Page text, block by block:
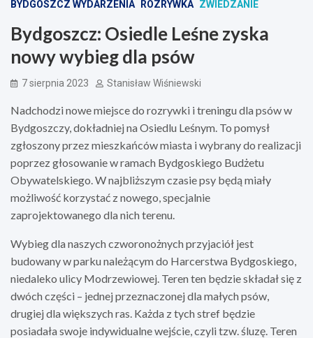
BYDGOSZCZ WYDARZENIA ROZRYWKA ZWIEDZANIE
Bydgoszcz: Osiedle Leśne zyska
nowy wybieg dla psów
7 sierpnia 2023 Stanisław Wiśniewski
Nadchodzi nowe miejsce do rozrywki i treningu dla psów w
Bydgoszczy, dokładniej na Osiedlu Leśnym. To pomysł
zgłoszony przez mieszkańców miasta i wybrany do realizacji
poprzez głosowanie w ramach Bydgoskiego Budżetu
Obywatelskiego. W najbliższym czasie psy będą miały
możliwość korzystać z nowego, specjalnie
zaprojektowanego dla nich terenu.
Wybieg dla naszych czworonożnych przyjaciół jest
budowany w parku należącym do Harcerstwa Bydgoskiego,
niedaleko ulicy Modrzewiowej. Teren ten będzie składał się z
dwóch części – jednej przeznaczonej dla małych psów,
drugiej dla większych ras. Każda z tych stref będzie
posiadała swoje indywidualne wejście, czyli tzw. śluzę. Teren